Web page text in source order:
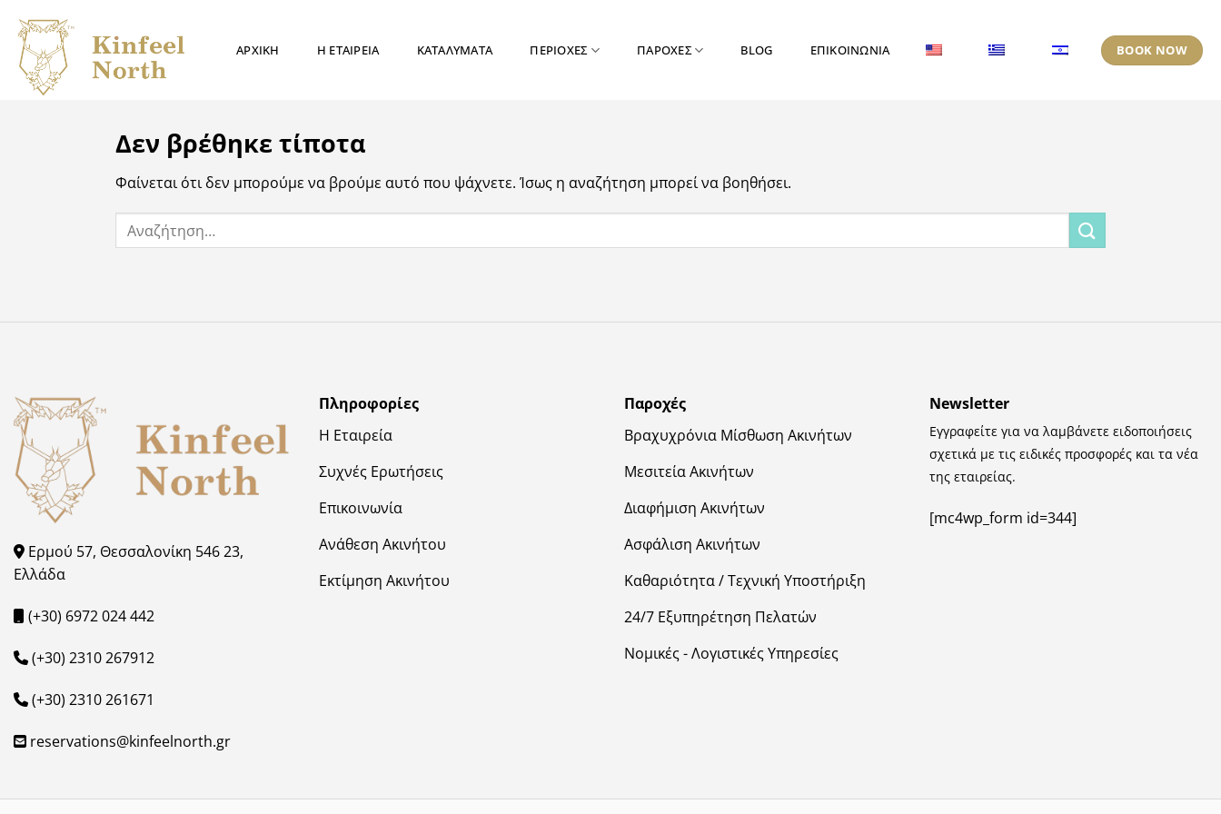
στο
περιεχόμενο
ΑΡΧΙΚΗ Η ΕΤΑΙΡΕΙΑ ΚΑΤΑΛΥΜΑΤΑ ΠΕΡΙΟΧΕΣ ΠΑΡΟΧΕΣ BLOG ΕΠΙΚΟΙΝΩΝΙΑ BOOK NOW
Δεν βρέθηκε τίποτα
Φαίνεται ότι δεν μπορούμε να βρούμε αυτό που ψάχνετε. Ίσως η αναζήτηση μπορεί να βοηθήσει.
Ερμού 57, Θεσσαλονίκη 546 23,
Ελλάδα
(+30) 6972 024 442
(+30) 2310 267912
(+30) 2310 261671
reservations@kinfeelnorth.gr
Πληροφορίες
Η Εταιρεία
Συχνές Ερωτήσεις
Επικοινωνία
Ανάθεση Ακινήτου
Εκτίμηση Ακινήτου
Παροχές
Βραχυχρόνια Μίσθωση Ακινήτων
Μεσιτεία Ακινήτων
Διαφήμιση Ακινήτων
Ασφάλιση Ακινήτων
Καθαριότητα / Τεχνική Υποστήριξη
24/7 Εξυπηρέτηση Πελατών
Νομικές - Λογιστικές Υπηρεσίες
Newsletter
Εγγραφείτε για να λαμβάνετε ειδοποιήσεις
σχετικά με τις ειδικές προσφορές και τα νέα
της εταιρείας.
[mc4wp_form id=344]